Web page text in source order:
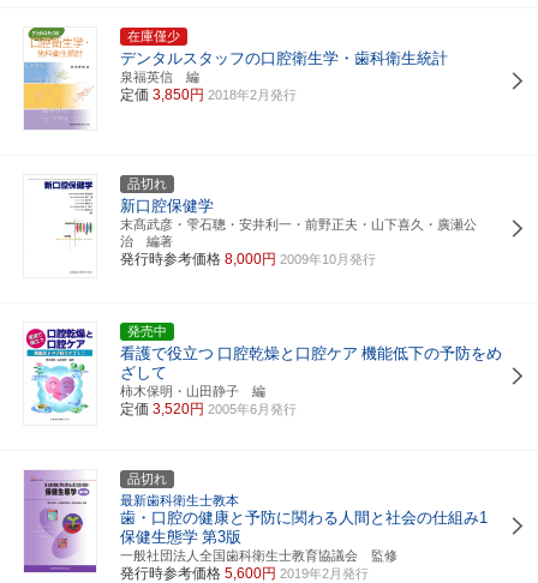
在庫僅少
デンタルスタッフの口腔衛生学・歯科衛生統計
泉福英信 編
定価 3,850円 2018年2月発行
品切れ
新口腔保健学
末髙武彦・雫石聰・安井利一・前野正夫・山下喜久・廣瀬公
治 編著
発行時参考価格 8,000円 2009年10月発行
発売中
看護で役立つ 口腔乾燥と口腔ケア 機能低下の予防をめ
ざして
柿木保明・山田静子 編
定価 3,520円 2005年6月発行
品切れ
最新歯科衛生士教本
歯・口腔の健康と予防に関わる人間と社会の仕組み1
保健生態学 第3版
一般社団法人全国歯科衛生士教育協議会 監修
発行時参考価格 5,600円 2019年2月発行